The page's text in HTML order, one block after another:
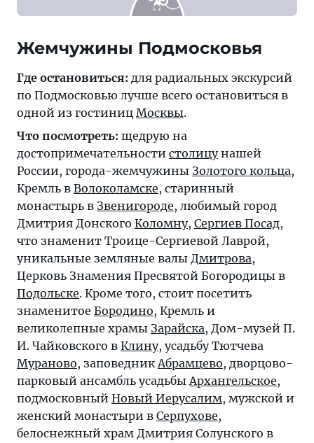
Жемчужины Подмосковья
Где остановиться: для радиальных экскурсий
по Подмосковью лучше всего остановиться в
одной из гостиниц Москвы.
Что посмотреть: щедрую на
достопримечательности столицунашей
России, города-жемчужины Золотого кольца,
Кремль в Волоколамске, старинный
монастырь в Звенигороде, любимый город
Дмитрия Донского Коломну, Сергиев Посад,
что знаменит Троице-Сергиевой Лаврой,
уникальные земляные валы Дмитрова,
Церковь Знамения Пресвятой Богородицы в
Подольске. Кроме того, стоит посетить
знаменитое Бородино, Кремль и
великолепные храмы Зарайска, Дом-музей П.
И. Чайковского в Клину, усадьбу Тютчева
Мураново, заповедникАбрамцево, дворцово-
парковый ансамбль усадьбыАрхангельское,
подмосковный Новый Иерусалим, мужской и
женский монастыри в Серпухове,
белоснежный храм Дмитрия Солунского в